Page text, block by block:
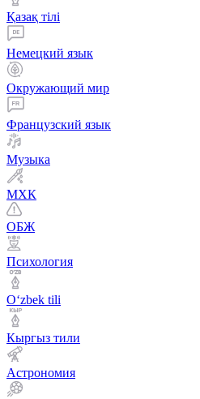
Қазақ тiлi
Немецкий язык
Окружающий мир
Французский язык
Музыка
МХК
ОБЖ
Психология
Оʻzbek tili
Кыргыз тили
Астрономия